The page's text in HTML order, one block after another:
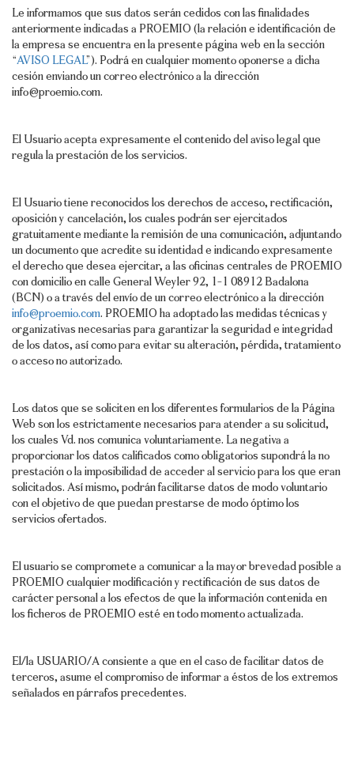
Le informamos que sus datos serán cedidos con las finalidades
anteriormente indicadas a PROEMIO (la relación e identificación de
la empresa se encuentra en la presente página web en la sección
“AVISO LEGAL”). Podrá en cualquier momento oponerse a dicha
cesión enviando un correo electrónico a la dirección
info@proemio.com.
El Usuario acepta expresamente el contenido del aviso legal que
regula la prestación de los servicios.
El Usuario tiene reconocidos los derechos de acceso, rectificación,
oposición y cancelación, los cuales podrán ser ejercitados
gratuitamente mediante la remisión de una comunicación, adjuntando
un documento que acredite su identidad e indicando expresamente
el derecho que desea ejercitar, a las oficinas centrales de PROEMIO
con domicilio en calle General Weyler 92, 1-1 08912 Badalona
(BCN) o a través del envío de un correo electrónico a la dirección
info@proemio.com. PROEMIO ha adoptado las medidas técnicas y
organizativas necesarias para garantizar la seguridad e integridad
de los datos, así como para evitar su alteración, pérdida, tratamiento
o acceso no autorizado.
Los datos que se soliciten en los diferentes formularios de la Página
Web son los estrictamente necesarios para atender a su solicitud,
los cuales Vd. nos comunica voluntariamente. La negativa a
proporcionar los datos calificados como obligatorios supondrá la no
prestación o la imposibilidad de acceder al servicio para los que eran
solicitados. Así mismo, podrán facilitarse datos de modo voluntario
con el objetivo de que puedan prestarse de modo óptimo los
servicios ofertados.
El usuario se compromete a comunicar a la mayor brevedad posible a
PROEMIO cualquier modificación y rectificación de sus datos de
carácter personal a los efectos de que la información contenida en
los ficheros de PROEMIO esté en todo momento actualizada.
El/la USUARIO/A consiente a que en el caso de facilitar datos de
terceros, asume el compromiso de informar a éstos de los extremos
señalados en párrafos precedentes.